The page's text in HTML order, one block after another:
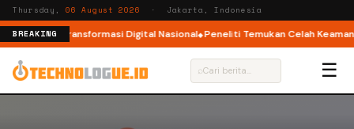
Thursday,06 August 2026 · Jakarta, Indonesia
BREAKINGTransformasi Digital Nasional Peneliti Temukan Celah
⌕ ☰